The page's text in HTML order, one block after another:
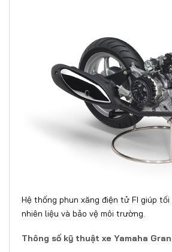
Hệ thống phun xăng điện tử FI giúp
nhiên liệu và bảo vệ môi trường.
Thông số kỹ thuật xe Yamaha